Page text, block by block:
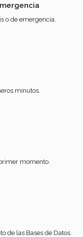
o de emergencia.
minutos.
momento.
de las Bases de Datos.